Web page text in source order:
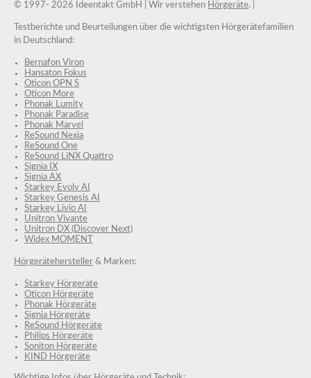
© 1997- 2026 Ideentakt GmbH | Wir verstehen Hörgeräte. |
Testberichte und Beurteilungen über die wichtigsten Hörgerätefamilien
in Deutschland:
Bernafon Viron
Hansaton Fokus
Oticon OPN S
Oticon More
Phonak Lumity
Phonak Paradise
Phonak Marvel
ReSound Nexia
ReSound One
ReSound LiNX Quattro
Signia IX
Signia AX
Starkey Evolv AI
Starkey Genesis AI
Starkey Livio AI
Unitron Vivante
Unitron DX (Discover Next)
Widex MOMENT
Hörgerätehersteller & Marken:
Starkey Hörgeräte
Oticon Hörgeräte
Phonak Hörgeräte
Signia Hörgeräte
ReSound Hörgeräte
Philips Hörgeräte
Soniton Hörgeräte
KIND Hörgeräte